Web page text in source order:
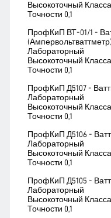
Высокоточный Класса
Точности 0,1
ПрофКиП ВТ-01/1 -
Лабораторный
Высокоточный Класса
Точности 0,1
ПрофКиП Д5107 -
Лабораторный
Высокоточный Класса
Точности 0,1
ПрофКиП Д5106 -
Лабораторный
Высокоточный Класса
Точности 0,1
ПрофКиП Д5105 -
Лабораторный
Высокоточный Класса
Точности 0,1